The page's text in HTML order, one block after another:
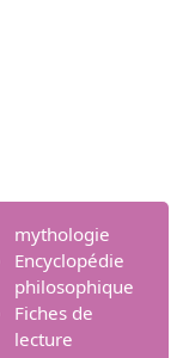
mythologie
Encyclopédie
philosophique
Fiches de
lecture